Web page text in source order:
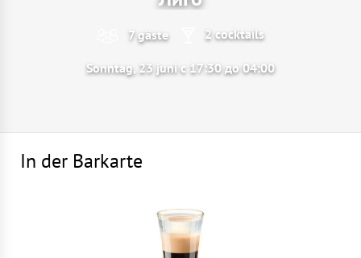
7 gäste 2 cocktails
Sonntag, 23 juni с 17:30 до 04:00
In der Barkarte